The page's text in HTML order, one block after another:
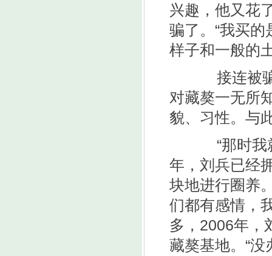
兴趣，他又花
骗了。“我买的
样子和一般的
接连被骗
对藏獒一无所
貌、习性。与
“那时我就
年，刘兵已经
块地进行圈养
们都有感情，
多，2006年，
藏獒基地。“